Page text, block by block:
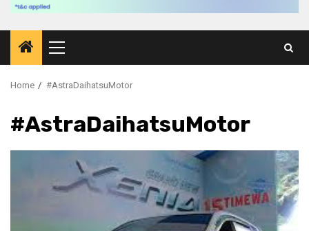
Primary
Menu
Home #AstraDaihatsuMotor
#AstraDaihatsuMotor